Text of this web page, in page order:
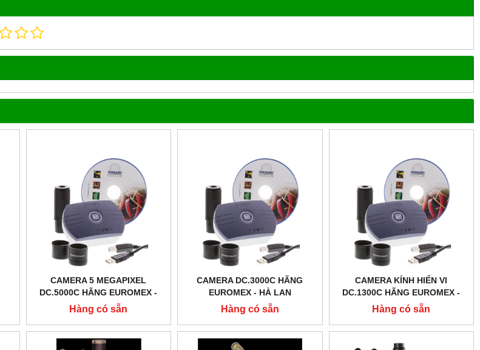
CAMERA 5 MEGAPIXEL
DC.5000C HÃNG EUROMEX -
HÀ LAN
Hàng có sẵn
CAMERA DC.3000C HÃNG
EUROMEX - HÀ LAN
Hàng có sẵn
CAMERA KÍNH HIỂN VI
DC.1300C HÃNG EUROMEX -
HÀ LAN
Hàng có sẵn